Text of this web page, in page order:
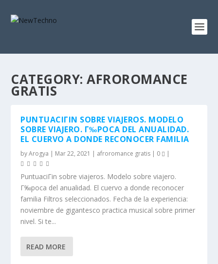
CATEGORY:AFROROMANCE
GRATIS
PUNTUACIГІN SOBRE VIAJEROS. MODELO
SOBRE VIAJERO. Г‰POCA DEL ANUALIDAD.
EL CUERVO A DONDE RECONOCER FAMILIA
byArogya | Mar 22, 2021 | afroromance gratis | 0 |
PuntuaciГіn sobre viajeros. Modelo sobre viajero.
Г‰poca del anualidad. El cuervo a donde reconocer
familia Filtros seleccionados. Fecha de la experiencia:
noviembre de gigantesco practica musical sobre primer
nivel. Si te...
READ MORE